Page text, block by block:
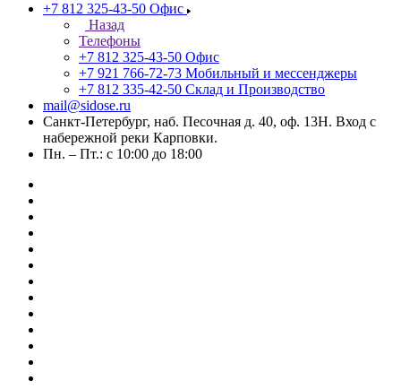
+7 812 325-43-50 Офис
Назад
Телефоны
+7 812 325-43-50 Офис
+7 921 766-72-73 Мобильный и мессенджеры
+7 812 335-42-50 Склад и Производство
mail@sidose.ru
Санкт-Петербург, наб. Песочная д. 40, оф. 13Н. Вход с
набережной реки Карповки.
Пн. – Пт.: с 10:00 до 18:00